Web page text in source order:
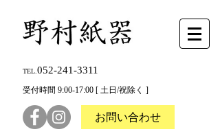
TEL. 052-241-3311
受付時間 9:00-17:00 [ 土日/祝除く ]
お問い合わせ